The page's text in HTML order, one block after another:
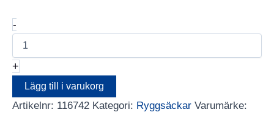
-Think
Tank
Retrospective
Backpack
15,
Pinestone
+
Lägg till i varukorg
Artikelnr: 116742 Kategori: Ryggsäckar Varumärke: